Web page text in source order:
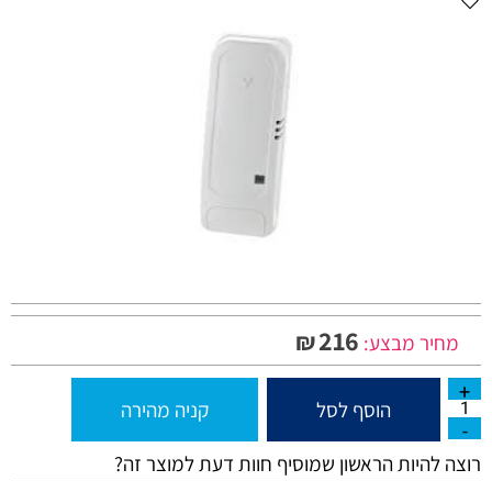
מחיר מבצע: ₪216
הוסף לסל קניה מהירה
רוצה להיות הראשון שמוסיף חוות דעת למוצר זה?